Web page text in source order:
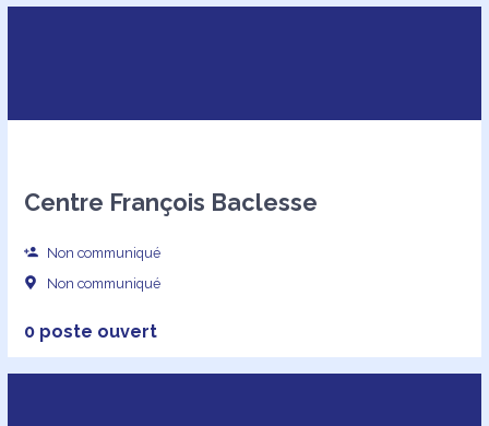
Centre François Baclesse
Non communiqué
Non communiqué
0 poste ouvert